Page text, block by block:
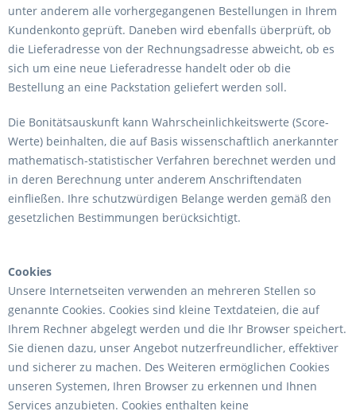
unter anderem alle vorhergegangenen Bestellungen in Ihrem
Kundenkonto geprüft. Daneben wird ebenfalls überprüft, ob
die Lieferadresse von der Rechnungsadresse abweicht, ob es
sich um eine neue Lieferadresse handelt oder ob die
Bestellung an eine Packstation geliefert werden soll.
Die Bonitätsauskunft kann Wahrscheinlichkeitswerte (Score-
Werte) beinhalten, die auf Basis wissenschaftlich anerkannter
mathematisch-statistischer Verfahren berechnet werden und
in deren Berechnung unter anderem Anschriftendaten
einfließen. Ihre schutzwürdigen Belange werden gemäß den
gesetzlichen Bestimmungen berücksichtigt.
Cookies
Unsere Internetseiten verwenden an mehreren Stellen so
genannte Cookies. Cookies sind kleine Textdateien, die auf
Ihrem Rechner abgelegt werden und die Ihr Browser speichert.
Sie dienen dazu, unser Angebot nutzerfreundlicher, effektiver
und sicherer zu machen. Des Weiteren ermöglichen Cookies
unseren Systemen, Ihren Browser zu erkennen und Ihnen
Services anzubieten. Cookies enthalten keine